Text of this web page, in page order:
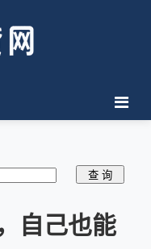
自己也能